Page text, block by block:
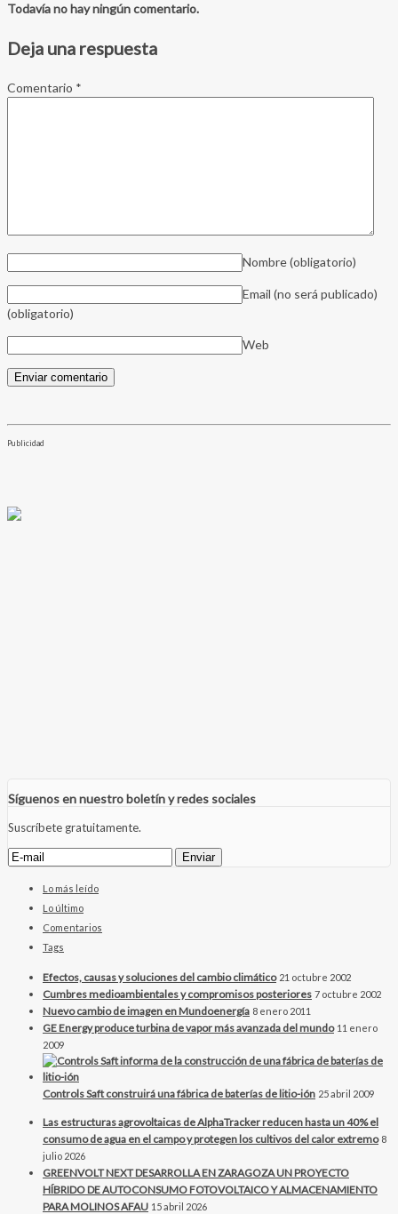
Todavía no hay ningún comentario.
Deja una respuesta
Comentario *
Nombre(obligatorio)
Email (no será publicado)
(obligatorio)
Web
Publicidad
Síguenos en nuestro boletín y redes sociales
Suscríbete gratuitamente.
Lo más leído
Lo último
Comentarios
Tags
Efectos, causas y soluciones del cambio climático 21 octubre 2002
Cumbres medioambientales y compromisos posteriores 7 octubre 2002
Nuevo cambio de imagen en Mundoenergía 8 enero 2011
GE Energy produce turbina de vapor más avanzada del mundo 11 enero
2009
Controls Saft construirá una fábrica de baterías de litio-ión 25 abril 2009
Las estructuras agrovoltaicas de AlphaTracker reducen hasta un 40% el
consumo de agua en el campo y protegen los cultivos del calor extremo 8
julio 2026
GREENVOLT NEXT DESARROLLA EN ZARAGOZA UN PROYECTO
HÍBRIDO DE AUTOCONSUMO FOTOVOLTAICO Y ALMACENAMIENTO
PARA MOLINOS AFAU 15 abril 2026